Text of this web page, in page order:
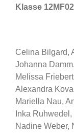
Klasse
Celina Bilgard,
Johanna
Melissa
Alexandra
Mariella Nau,
Inka
Nadine Weber,